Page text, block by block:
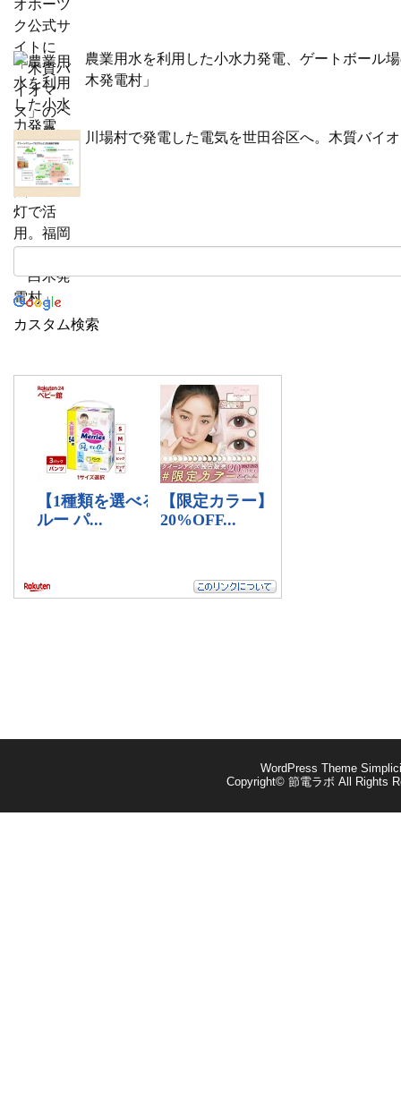
農業用水を利用した小水力発電、ゲートボール
木発電村」
川場村で発電した電気を世田谷区へ。木質バイ
カスタム検索
WordPress Theme
Copyright© 節電ラボ All Rights